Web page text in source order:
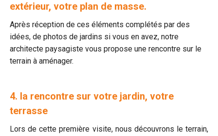
extérieur, votre plan de masse.
Après réception de ces éléments complétés par des
idées, de photos de jardins si vous en avez, notre
architecte paysagiste vous propose une rencontre sur le
terrain à aménager.
4. la rencontre sur votre jardin, votre
terrasse
Lors de cette première visite, nous découvrons le terrain,